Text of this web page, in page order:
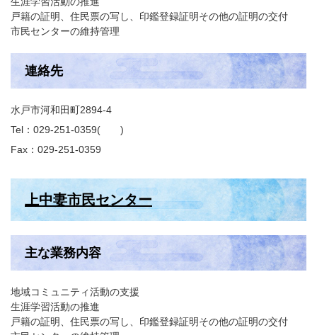
戸籍の証明、住民票の写し、印鑑登録証明その他の証明の交付
市民センターの維持管理
連絡先
水戸市河和田町2894-4
Tel：029-251-0359
Fax：029-251-0359
上中妻市民センター
主な業務内容
地域コミュニティ活動の支援
生涯学習活動の推進
戸籍の証明、住民票の写し、印鑑登録証明その他の証明の交付